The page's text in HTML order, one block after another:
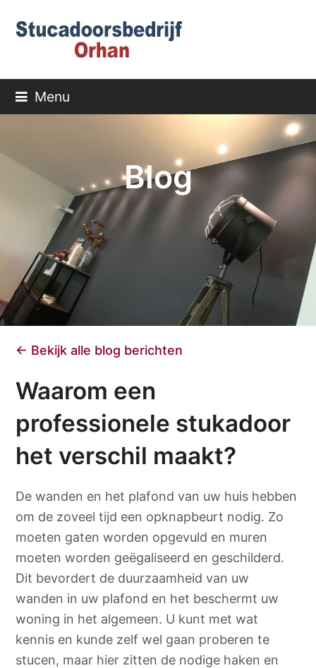
Menu
Blog
← Bekijk alle blog berichten
Waarom een
professionele stukadoor
het verschil maakt?
De wanden en het plafond van uw huis hebben
om de zoveel tijd een opknapbeurt nodig. Zo
moeten gaten worden opgevuld en muren
moeten worden geëgaliseerd en geschilderd.
Dit bevordert de duurzaamheid van uw
wanden in uw plafond en het beschermt uw
woning in het algemeen. U kunt met wat
kennis en kunde zelf wel gaan proberen te
stucen, maar hier zitten de nodige haken en